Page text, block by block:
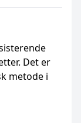
Det er
metode i